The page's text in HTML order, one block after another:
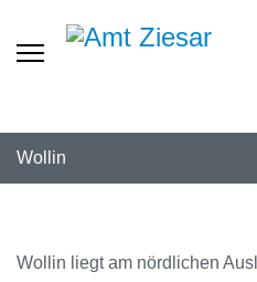
Wollin
Wollin liegt am nördlichen